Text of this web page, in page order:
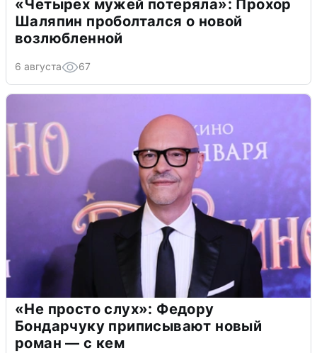
«Четырех мужей потеряла»: Прохор
Шаляпин проболтался о новой
возлюбленной
6 августа 67
«Не просто слух»: Федору
Бондарчуку приписывают новый
роман — с кем